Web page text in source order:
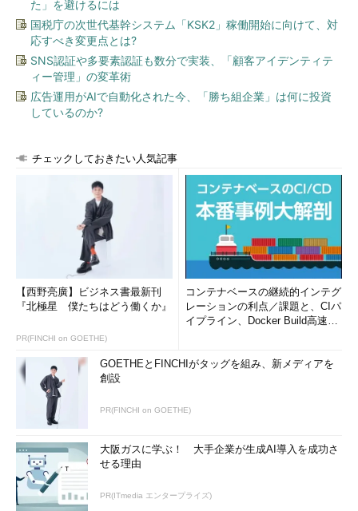
た」を避けるには
国税庁の次世代基幹システム「KSK2」稼働開始に向けて、対
応すべき変更点とは?
SNS認証や多要素認証も数分で実装、「顧客アイデンティテ
ィー管理」の変革術
広告運用がAIで自動化された今、「勝ち組企業」は何に投資
しているのか?
チェックしておきたい人気記事
【西野亮廣】ビジネス書最新刊
『北極星 僕たちはどう働くか』
PR(FINCHI on GOETHE)
コンテナベースの継続的インテグ
レーションの利点／課題と、CIパ
イプライン、Docker Build高速化
GOETHEとFINCHIがタッグを組み、新メディアを
創設
PR(FINCHI on GOETHE)
大阪ガスに学ぶ！ 大手企業が生成AI導入を成功さ
せる理由
PR(ITmedia エンタープライズ)